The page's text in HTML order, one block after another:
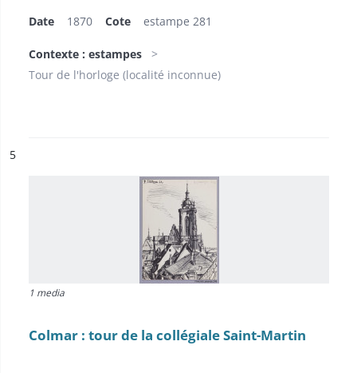
Date 1870 Cote estampe 281
Contexte : estampes
Tour de l'horloge (localité inconnue)
n°
5
1 media
Colmar : tour de la collégiale Saint-Martin